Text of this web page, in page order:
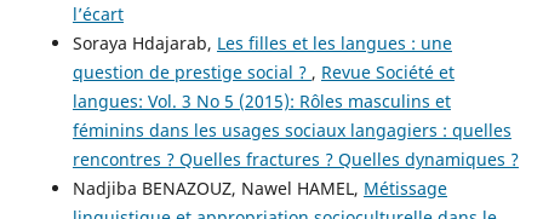
l’écart
Soraya Hdajarab, Les filles et les langues : une
question de prestige social ? , Revue Société et
langues: Vol. 3 No 5 (2015): Rôles masculins et
féminins dans les usages sociaux langagiers : quelles
rencontres ? Quelles fractures ? Quelles dynamiques ?
Nadjiba BENAZOUZ, Nawel HAMEL, Métissage